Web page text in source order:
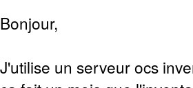
Bonjour,
J'utilise un serveur ocs